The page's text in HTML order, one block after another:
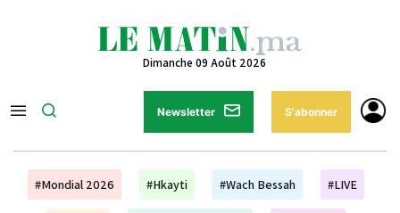
Dimanche 09 Août 2026
Newsletter S'abonner
#Mondial 2026 #Hkayti #Wach Bessah #LIVE